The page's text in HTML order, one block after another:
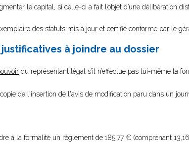
le capital, si celle-ci a fait l’objet d’une délibération
des statuts mis à jour et certifié conforme par le
justificatives à joindre au dossier
du représentant légal s’il n’effectue pas lui-même la
de l'insertion de l'avis de modification paru dans un
à la formalité un règlement de185.77 € (comprenant